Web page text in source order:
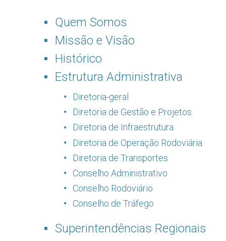
Quem Somos
Missão e Visão
Histórico
Estrutura Administrativa
Diretoria-geral
Diretoria de Gestão e Projetos
Diretoria de Infraestrutura
Diretoria de Operação Rodoviária
Diretoria de Transportes
Conselho Administrativo
Conselho Rodoviário
Conselho de Tráfego
Superintendências Regionais